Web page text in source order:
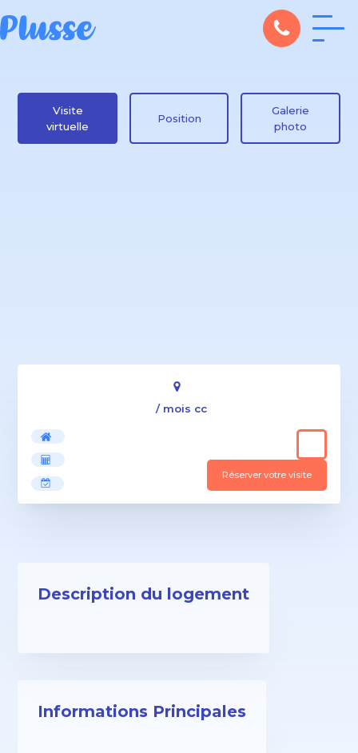
Visite
virtuelle
Position
Galerie
photo
/ mois cc
Réserver votre visite
Description du logement
Informations Principales